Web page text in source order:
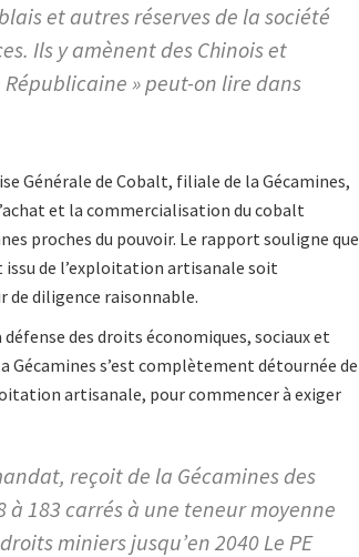
et autres réserves de la société
Ils y amènent des Chinois et
» peut-on lire dans
Générale de Cobalt, filiale de la Gécamines,
et la commercialisation du cobalt
proches du pouvoir. Le rapport souligne que
de l’exploitation artisanale soit
de diligence raisonnable.
des droits économiques, sociaux et
s’est complètement détournée de
artisanale, pour commencer à exiger
reçoit de la Gécamines des
à 183 carrés à une teneur moyenne
miniers jusqu’en 2040 Le PE